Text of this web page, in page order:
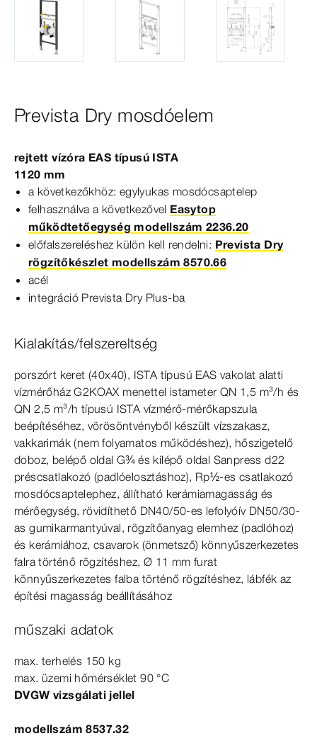
Prevista Dry mosdóelem
rejtett vízóra EAS típusú ISTA
1120 mm
a következőkhöz: egylyukas mosdócsaptelep
felhasználva a következővel Easytop
működtetőegység modellszám 2236.20
előfalszereléshez külön kell rendelni: Prevista Dry
rögzítőkészlet modellszám 8570.66
acél
integráció Prevista DryPlus-​ba
Kialakítás/felszereltség
porszórt keret(40x40), ISTA típusú EAS vakolat alatti
vízmérőház G2KOAX menettel istameter QN 1,5 m³/h és
QN 2,5 m³/h típusú ISTA vízmérő-mérőkapszula
beépítéséhez, vörösöntvényből készült vízszakasz,
vakkarimák (nem folyamatos működéshez), hőszigetelő
doboz, belépő oldal G¾ és kilépő oldal Sanpress d22
préscsatlakozó (padlóelosztáshoz), Rp½-es csatlakozó
mosdócsaptelephez, állítható kerámiamagasság és
mérőegység, rövidíthető DN40/50-es lefolyóív DN50/30-
as gumikarmantyúval, rögzítőanyag elemhez (padlóhoz)
és kerámiához, csavarok (önmetsző) könnyűszerkezetes
falra történő rögzítéshez, Ø 11 mm furat
könnyűszerkezetes falba történő rögzítéshez, lábfék az
építési magasság beállításához
műszaki adatok
max. terhelés 150 kg
max. üzemi hőmérséklet 90 °C
DVGW vizsgálati jellel
modellszám 8537.32